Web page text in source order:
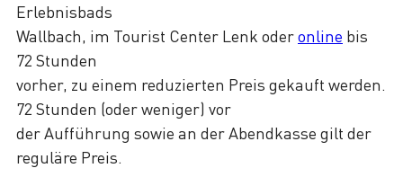
Erlebnisbads
Wallbach, im Tourist Center Lenk oderonline bis
72 Stunden
vorher, zu einem reduzierten Preis gekauft werden.
72 Stunden (oder weniger) vor
der Aufführung sowie an der Abendkasse gilt der
reguläre Preis.